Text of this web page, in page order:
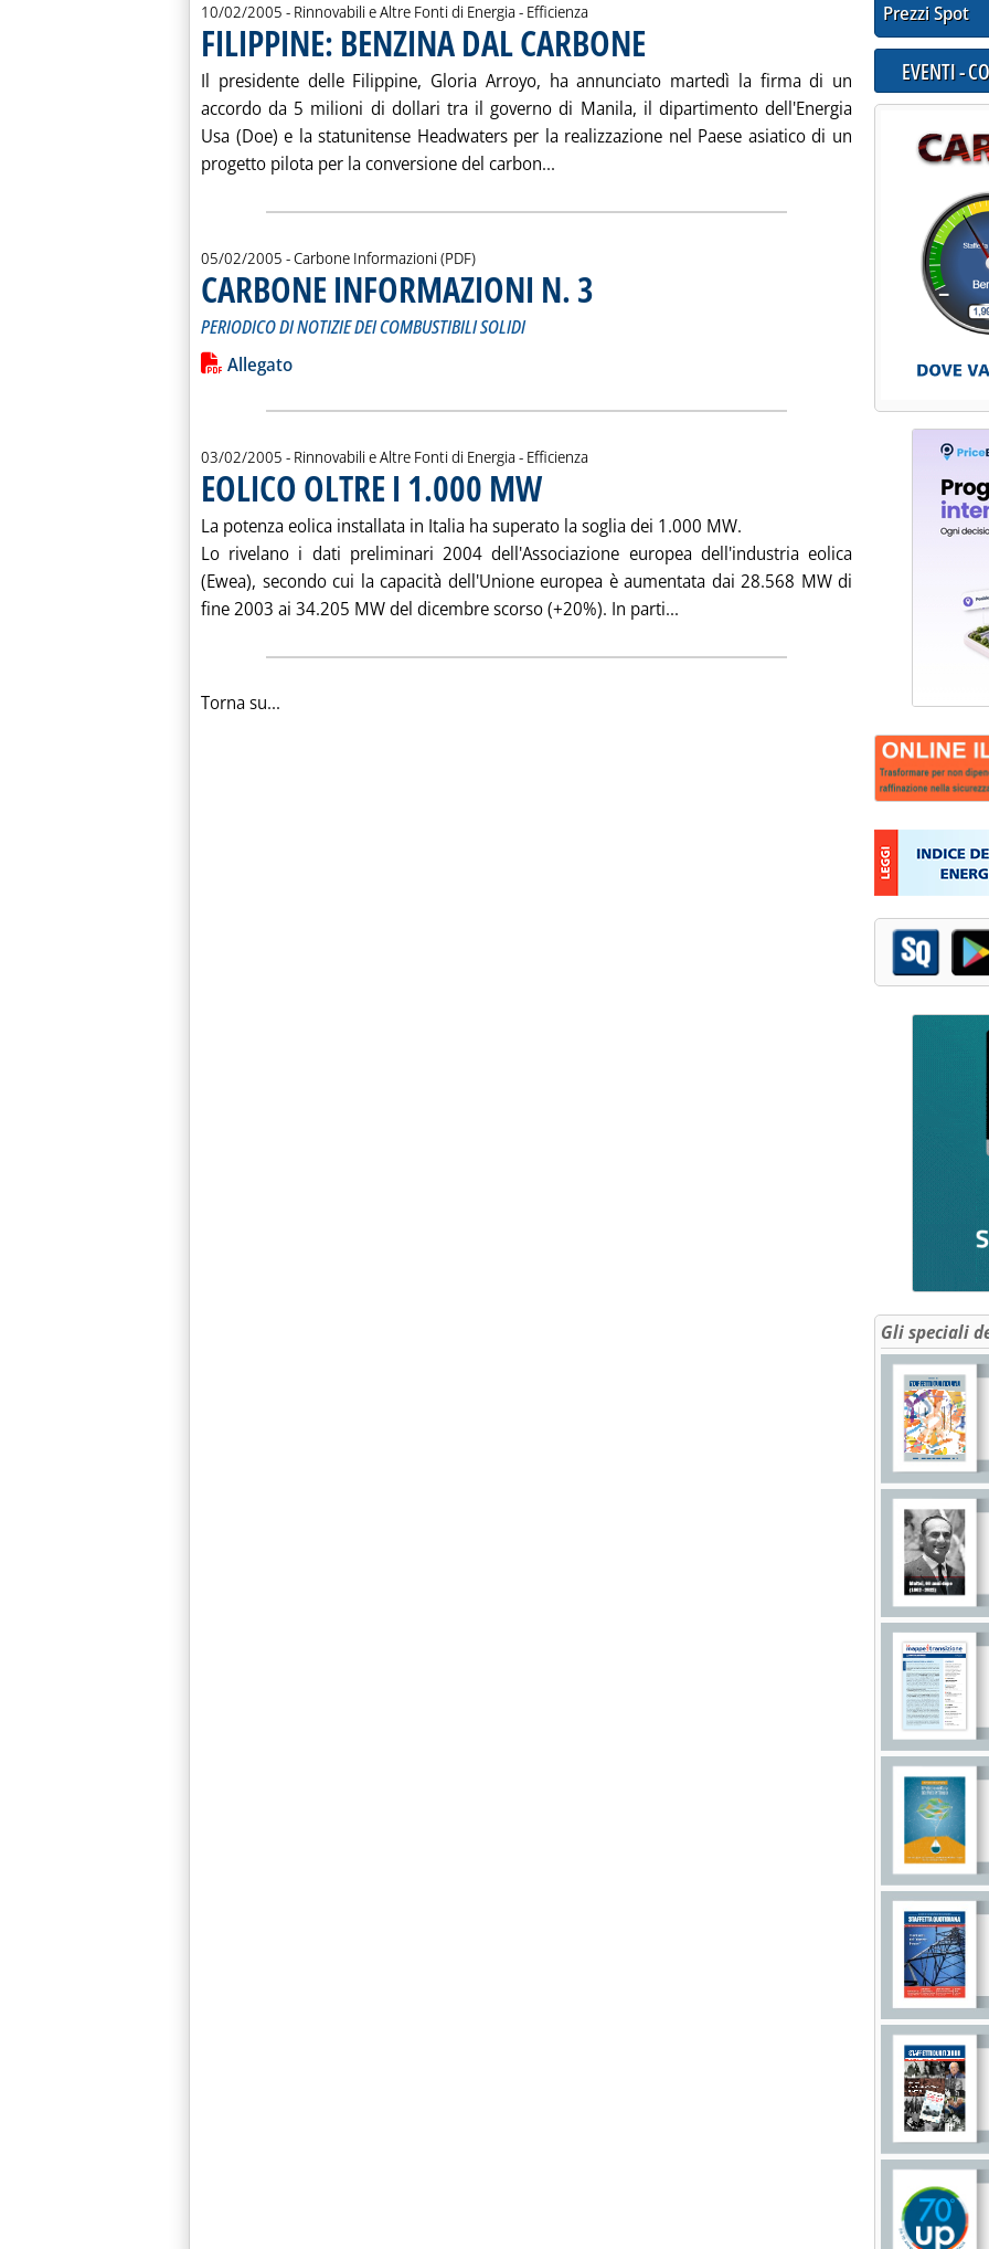
10/02/2005 - Rinnovabili e Altre Fonti di Energia - Efficienza
FILIPPINE: BENZINA DAL CARBONE
. Pubblicata giovedì 10 febbraio 2005 alle 15.37.
Il presidente delle Filippine, Gloria Arroyo, ha annunciato martedì la firma di un
accordo da 5 milioni di dollari tra il governo di Manila, il dipartimento dell'Energia
Usa (Doe) e la statunitense Headwaters per la realizzazione nel Paese asiatico di un
progetto pilota per la conversione del carbon... Leggi tutta la notizia: 'FILIPPINE: BENZINA DAL
05/02/2005 - Carbone Informazioni (PDF)
CARBONE INFORMAZIONI N. 3
PERIODICO DI NOTIZIE DEI COMBUSTIBILI SOLIDI
Leggi tutta la notizia: 'CARBONE INFORMAZIONI N. 3'
Lista allegati PDF alla notizia
Allegato
03/02/2005 - Rinnovabili e Altre Fonti di Energia - Efficienza
EOLICO OLTRE I 1.000 MW. Pubblicata giovedì 03 febbraio 2005 alle 15.18.
La potenza eolica installata in Italia ha superato la soglia dei 1.000 MW.
Lo rivelano i dati preliminari 2004 dell'Associazione europea dell'industria eolica
(Ewea), secondo cui la capacità dell'Unione europea è aumentata dai 28.568 MW di
fine 2003 ai 34.205 MW del dicembre scorso (+20%). In parti... Leggi tutta la notizia: 'EOLICO OLTRE
Torna su...
Prezzi Spot
EVENTI -
Gli speciali